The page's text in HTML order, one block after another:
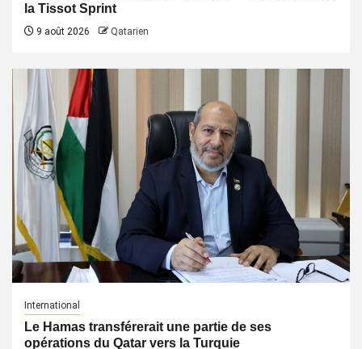
la Tissot Sprint
9 août 2026 Qatarien
International
Le Hamas transférerait une partie de ses
opérations du Qatar vers la Turquie